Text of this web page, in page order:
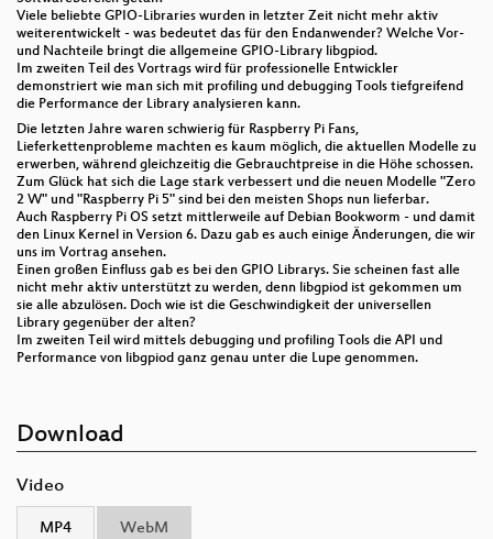
Viele beliebte GPIO-Libraries wurden in letzter Zeit nicht mehr aktiv
weiterentwickelt - was bedeutet das für den Endanwender? Welche Vor-
und Nachteile bringt die allgemeine GPIO-Library libgpiod.
Im zweiten Teil des Vortrags wird für professionelle Entwickler
demonstriert wie man sich mit profiling und debugging Tools tiefgreifend
die Performance der Library analysieren kann.
Die letzten Jahre waren schwierig für Raspberry Pi Fans,
Lieferkettenprobleme machten es kaum möglich, die aktuellen Modelle zu
erwerben, während gleichzeitig die Gebrauchtpreise in die Höhe schossen.
Zum Glück hat sich die Lage stark verbessert und die neuen Modelle "Zero
2 W" und "Raspberry Pi 5" sind bei den meisten Shops nun lieferbar.
Auch Raspberry Pi OS setzt mittlerweile auf Debian Bookworm - und damit
den Linux Kernel in Version 6. Dazu gab es auch einige Änderungen, die wir
uns im Vortrag ansehen.
Einen großen Einfluss gab es bei den GPIO Librarys. Sie scheinen fast alle
nicht mehr aktiv unterstützt zu werden, denn libgpiod ist gekommen um
sie alle abzulösen. Doch wie ist die Geschwindigkeit der universellen
Library gegenüber der alten?
Im zweiten Teil wird mittels debugging und profiling Tools die API und
Performance von libgpiod ganz genau unter die Lupe genommen.
Download
Video
MP4 WebM